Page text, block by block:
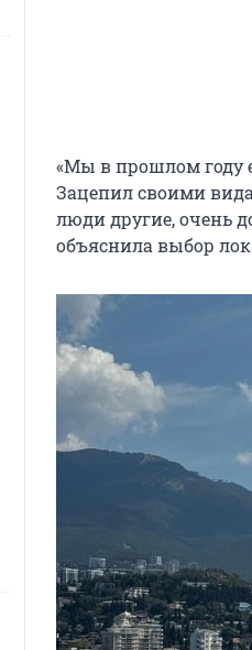
«Мы в прошлом году
Зацепил своими
люди другие, очень
объяснила выбор